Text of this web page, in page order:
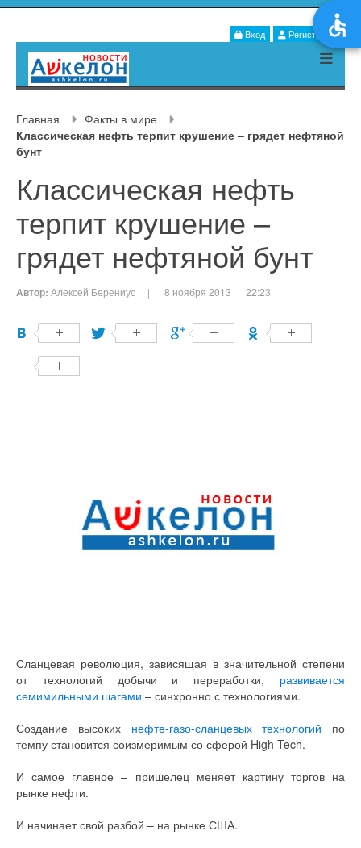
Вход Регистрация
Главная
Факты в мире
Классическая нефть терпит крушение – грядет нефтяной
бунт
Классическая нефть
терпит крушение –
грядет нефтяной бунт
Автор: Алексей Берениус | 8 ноября 2013 22:23
Сланцевая революция, зависящая в значительной степени
от технологий добычи и переработки, развивается
семимильными шагами – синхронно с технологиями.
Создание высоких нефте-газо-сланцевых технологий по
темпу становится соизмеримым со сферой High-Tech.
И самое главное – пришелец меняет картину торгов на
рынке нефти.
И начинает свой разбой – на рынке США.